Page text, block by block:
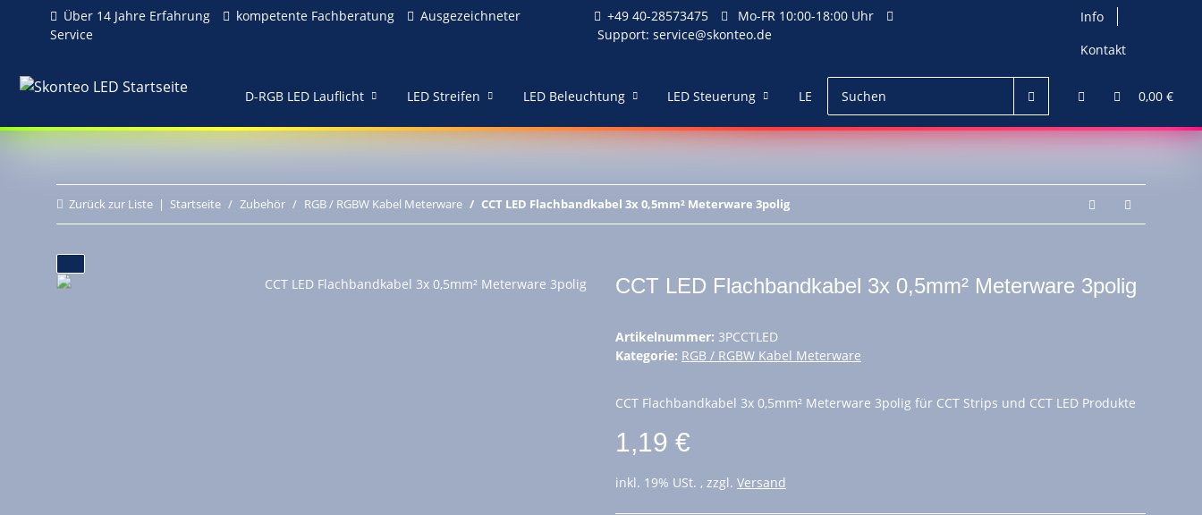
Info
Kontakt
+49 40-28573475
Mo-FR 10:00-18:00 Uhr
Support: service@skonteo.de
Über 14 Jahre Erfahrung kompetente Fachberatung
Ausgezeichneter
Service
0,00 €
D-RGB LED Lauflicht LED Streifen LED Beleuchtung LED Steuerung LED Netzteile
Zurück zur Liste Startseite Zubehör RGB / RGBW Kabel Meterware CCT LED Flachbandkabel 3x 0,5mm² Meterware 3polig
CCT LED Flachbandkabel 3x 0,5mm² Meterware 3polig
Artikelnummer: 3PCCTLED
Kategorie: RGB / RGBW Kabel Meterware
CCT Flachbandkabel 3x 0,5mm² Meterware 3polig für CCT Strips und CCT LED Produkte
1,19 €
inkl. 19% USt. , zzgl. Versand